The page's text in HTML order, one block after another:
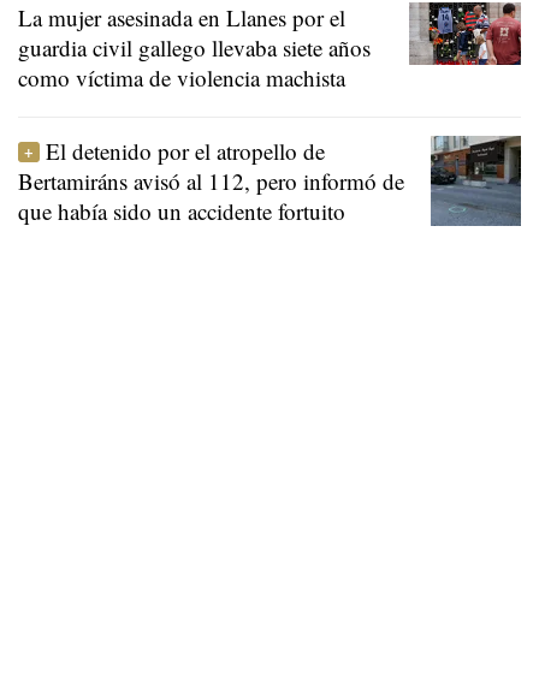
La mujer asesinada en Llanes por el
guardia civil gallego llevaba siete años
como víctima de violencia machista
El detenido por el atropello de
Bertamiráns avisó al 112, pero informó de
que había sido un accidente fortuito